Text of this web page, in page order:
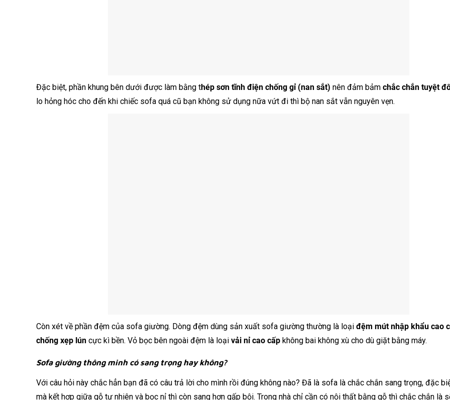
Đặc biệt, phần khung bên dưới được làm bằng thép sơn tĩnh điện chống gỉ (nan sắt) nên đảm bảm chắc chắn tuyệt
lo hỏng hóc cho đến khi chiếc sofa quá cũ bạn không sử dụng nữa vứt đi thì bộ nan sắt vẫn nguyên vẹn.
Còn xét về phần đệm của sofa giường. Dòng đệm dùng sản xuất sofa giường thường là loại đệm mút nhập khẩu cao
chống xẹp lún cực kì bền. Vỏ bọc bên ngoài đệm là loại vải nỉ cao cấp không bai không xù cho dù giặt bằng máy.
Sofa giường thông minh có sang trọng hay không?
Với câu hỏi này chắc hẳn bạn đã có câu trả lời cho mình rồi đúng không nào? Đã là sofa là chắc chắn sang trọng, đặc
mà kết hợp giữa gỗ tự nhiên và bọc nỉ thì còn sang hơn gấp bội. Trong nhà chỉ cần có nội thất bằng gỗ thì chắc chắn là